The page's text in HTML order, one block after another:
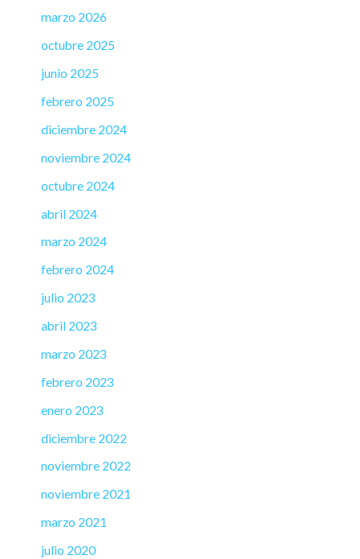
marzo 2026
octubre 2025
junio 2025
febrero 2025
diciembre 2024
noviembre 2024
octubre 2024
abril 2024
marzo 2024
febrero 2024
julio 2023
abril 2023
marzo 2023
febrero 2023
enero 2023
diciembre 2022
noviembre 2022
noviembre 2021
marzo 2021
julio 2020